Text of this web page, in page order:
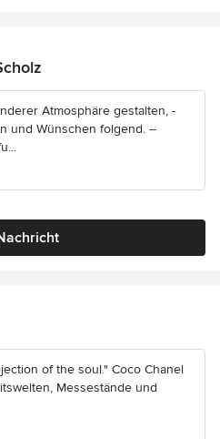
Atmosphäre gestalten, -
und Wünschen folgend. --
of the soul." Coco Chanel
Messestände und